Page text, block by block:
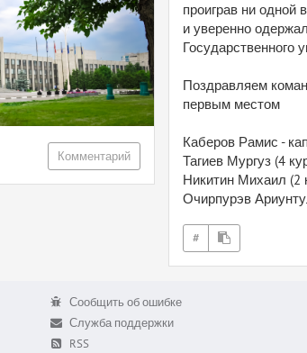
проиграв ни одной
и уверенно
Государственного
Поздравляем
первым местом
Каберов Рамис -
Тагиев Мургуз (4
Никитин Михаил
Очирпурэв
#
Комментарий
Сообщить об ошибке
Служба поддержки
RSS